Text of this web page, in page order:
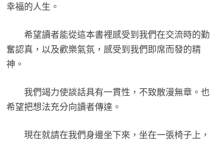
幸福的人生。
希望讀者能從這本書裡感受到我們在交流時的勤
奮認真，以及歡樂氣氛，感受到我們即席而發的精
神。
我們竭力使談話具有一貫性，不致散漫無章。也
希望把想法充分向讀者傳達。
現在就請在我們身邊坐下來，坐在一張椅子上，